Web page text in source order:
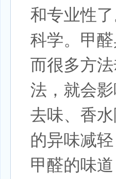
和专业性
科学。甲
而很多方
法，就会
去味、香
的异味减
甲醛的味